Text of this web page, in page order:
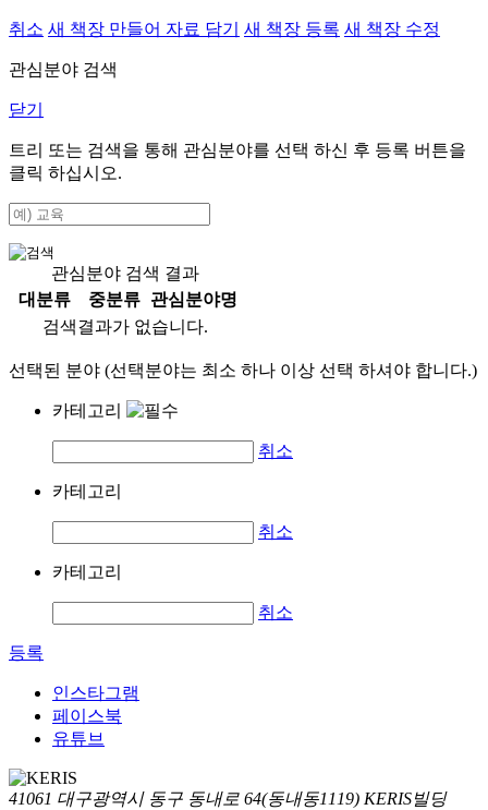
취소 새 책장 만들어 자료 담기 새 책장 등록 새 책장 수정
관심분야 검색
닫기
트리 또는 검색을 통해 관심분야를 선택 하신 후 등록 버튼을
클릭 하십시오.
관심분야 검색 결과
대분류
중분류
관심분야명
검색결과가 없습니다.
선택된 분야 (선택분야는 최소 하나 이상 선택 하셔야 합니다.)
카테고리
취소
카테고리
취소
카테고리
취소
등록
인스타그램
페이스북
유튜브
41061 대구광역시 동구 동내로 64(동내동1119) KERIS빌딩